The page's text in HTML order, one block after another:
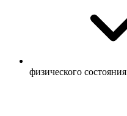
физического состояния